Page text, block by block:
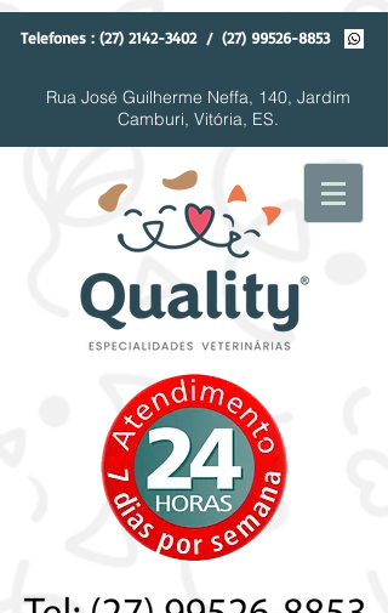
Telefones : (27) 2142-3402/ (27) 99526-8853
Rua José Guilherme Neffa, 140, Jardim
Camburi, Vitória, ES.